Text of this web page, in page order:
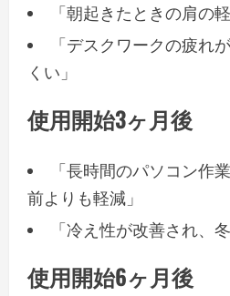
「朝起きたときの肩の
「デスクワークの疲れ
くい」
使用開始3ヶ月後
「長時間のパソコン作
前よりも軽減」
「冷え性が改善され、
使用開始6ヶ月後